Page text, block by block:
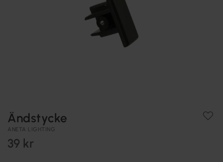
Ändstycke
ANETA LIGHTING
39 kr